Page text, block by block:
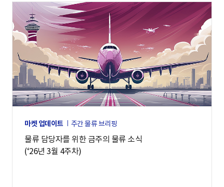
마켓 업데이트 주간 물류 브리핑
물류 담당자를 위한 금주의 물류 소식
(‘26년 3월 4주차)